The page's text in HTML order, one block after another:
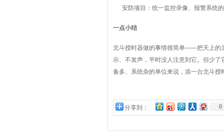
安防项目：统一监控录像、报警系统
一点小结
北斗授时器做的事情很简单——把天上的
示、不发声，平时没人注意到它。但少
备多、系统杂的单位来说，添一台北斗
分享到： 0